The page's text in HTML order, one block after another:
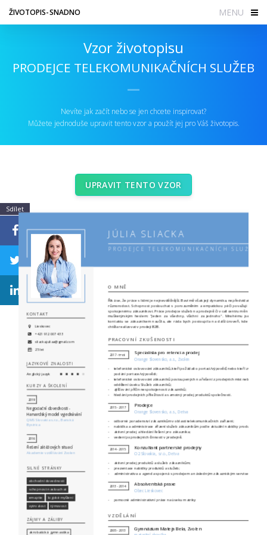
ŽIVOTOPIS-SNADNO MENU
Vzor životopisu
PRODEJCE TELEKOMUNIKAČNÍCH SLUŽEB
Nevíte jak začít nebo se jen chcete inspirovat?
Můžete jednoduše upravit tento vzor a použít jej pro Váš životopis.
UPRAVIT TENTO VZOR
JÚLIA SLIACKA
PRODEJCE TELEKOMUNIKAČNÍCH SLUŽEB
KONTAKT
Lieskovec
+421 912 007 433
sliacka.juliaa@gmail.com
25 let
JAZYKOVÉ ZNALOSTI
Anglický jazyk
KURZY A ŠKOLENÍ
2019
Negociační dovednosti -
Harvardský model vyjednávání
QMS Slovakia s.r.o., Banská
Bystrica
2016
Řešení zátěžových situací
Akademie vzdělávání Zvolen
SILNÉ STRÁNKY
obchodní dovednosti
schopnost naslouchat
emaptie
logické myšlení
vytrvalost týmovost
ZÁJMY A ZÁLIBY
akrobatická gymnastika
O MNĚ
Říká se, že práce s lidmi je nejnevděčnější. Baví mě však její dynamika, nepředvídatelnost a
různorodost. Schopnost poslouchat s porozuměním a empatickou péči považuji za klíč k
spokojenému zákazníkovi. Práce prodejce služeb na prodejně či v call centru mě naučila žít
mušketýrským heslem: "Jeden za všechny, všichni za jednoho". Mnohému jsem se v
kontaktu se zákazníkem naučila, ale ráda bych postoupila na další úroveň, kde bych se
chtěla realizovat v prodeji B2B.
PRACOVNÍ ZKUŠENOSTI
2017 - trvá Specialista pro retenci a prodej
Orange Slovensko, a.s., Zvolen
telefonické oslovování zákazníků, kteří požádali o portaci/výpověď, nebo kteří zvažují
podání portace/výpovědi;
telefonické oslovování zákazníků postoupených na řešení z prodejních míst nebo jiných
oddělení úseku Služeb zákazníků;
zjišťování příčin nespokojenosti zákazníků;
hledání prodejních příležitostí a samotný prodej produktů společnosti.
2015 - 2017 Prodejce
Orange Slovensko, a.s., Detva
odborné poradenství zákazníkům v oblasti telekomunikačních zařízení;
nabídka a administrace zřízení služeb zákazníkům podle aktuální nabídky produktů;
aktivní prodej a hledání řešení pro zákazníka;
vedení poprodejních činností v prodejně.
2014 - 2015 Konzultant partnerské prodejny
O2 Slovakia, s.r.o., Detva
aktivní prodej produktů a služeb zákazníkům;
prezentace nabídky produktů a služeb;
administrativa a agenda spojená s prodejem a následným zákaznickým servisem.
2013 - 2014 Absolventská praxe
Obec Lieskovec
pomocné administrativní práce na úseku matriky
VZDĚLÁNÍ
2005 - 2013 Gymnázium Mateja Bela, Zvolen
Sdílet